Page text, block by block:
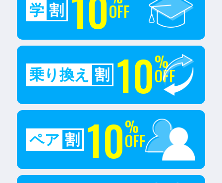
学 割 OFF
乗り換え 割 10%
OFF
ペア 割 10%
OFF